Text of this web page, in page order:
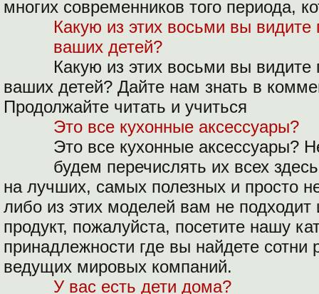
многих современников того периода,
Какую из этих восьми вы
ваших детей?
Какую из этих восьми вы
ваших детей? Дайте нам знать в
Продолжайте читать и учиться
Это все кухонные аксессуары?
Это все кухонные аксессуары?
будем перечислять их всех
на лучших, самых полезных и просто
либо из этих моделей вам не
продукт, пожалуйста, посетите нашу
принадлежности где вы найдете
ведущих мировых компаний.
У вас есть дети дома?